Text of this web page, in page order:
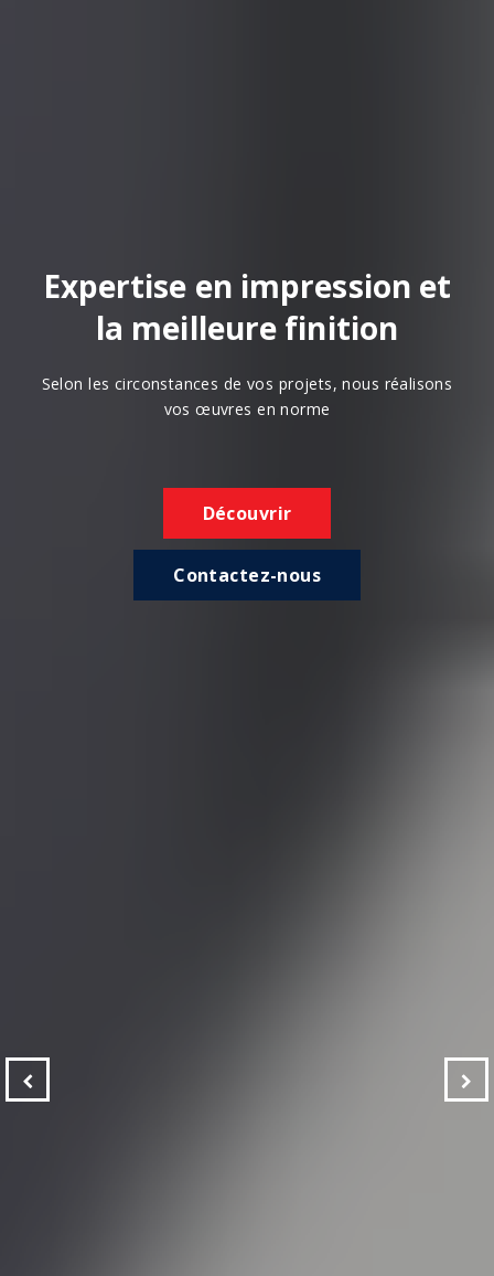
Expertise en impression et
la meilleure finition
Selon les circonstances de vos projets, nous réalisons
vos œuvres en norme
Découvrir
Contactez-nous